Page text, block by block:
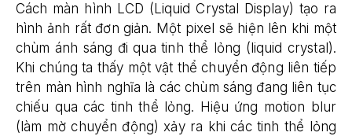
Cách màn hình LCD (Liquid Crystal Display) tạo ra
hình ảnh rất đơn giản. Một pixel sẽ hiện lên khi một
chùm ánh sáng đi qua tinh thể lỏng (liquid crystal).
Khi chúng ta thấy một vật thể chuyển động liên tiếp
trên màn hình nghĩa là các chùm sáng đang liên tục
chiếu qua các tinh thể lỏng. Hiệu ứng motion blur
(làm mờ chuyển động) xảy ra khi các tinh thể lỏng